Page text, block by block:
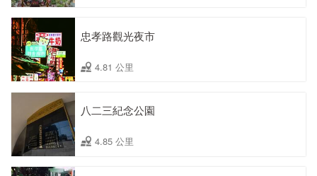
忠孝路觀光夜市
4.81 公里
八二三紀念公園
4.85 公里